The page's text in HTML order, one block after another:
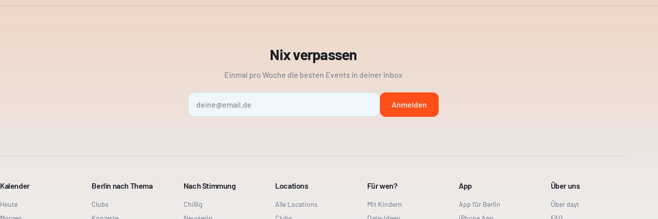
Nix verpassen
Einmal pro Woche die besten Events in deiner Inbox
Anmelden
Kalender
Heute
Berlin nach Thema
Clubs
Nach Stimmung
Chillig
Locations
Alle Locations
Für wen?
Mit Kindern
App
App für Berlin
Über uns
Über dayt